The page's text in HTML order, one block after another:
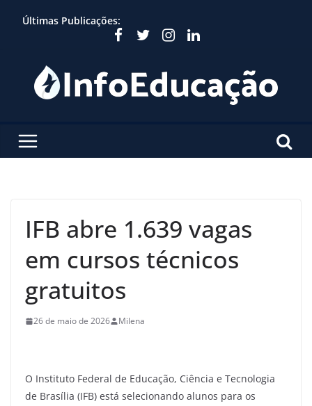
Últimas Publicações:
IFB abre 1.639 vagas
em cursos técnicos
gratuitos
26 de maio de 2026 Milena
O Instituto Federal de Educação, Ciência e Tecnologia
de Brasília (IFB) está selecionando alunos para os